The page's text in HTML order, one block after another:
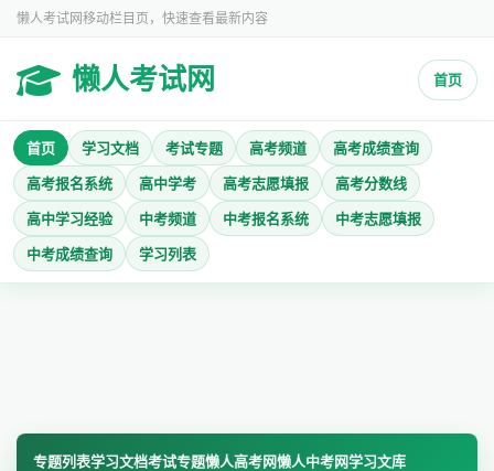
懒人考试网移动栏目页，快速查看最新内容
懒人考试网 首页
首页 学习文档 考试专题 高考频道 高考成绩查询
高考报名系统 高中学考 高考志愿填报 高考分数线
高中学习经验 中考频道 中考报名系统 中考志愿填报
中考成绩查询 学习列表
专题列表学习文档考试专题懒人高考网懒人中考网学习文库